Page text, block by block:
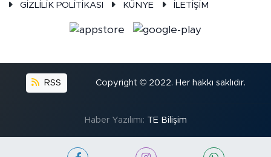
GİZLİLİK POLİTİKASI KÜNYE İLETİŞİM
RSS Copyright © 2022. Her hakkı saklıdır.
Haber Yazılımı: TE Bilişim